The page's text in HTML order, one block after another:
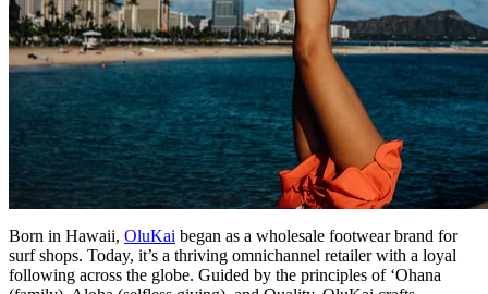
Born in Hawaii, OluKai began as a wholesale footwear brand for
surf shops. Today, it’s a thriving omnichannel retailer with a loyal
following across the globe. Guided by the principles of ‘Ohana